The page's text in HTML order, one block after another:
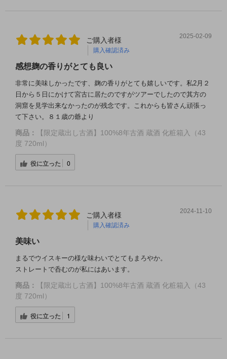
ご購入者様
購入確認済み
2025-02-09
感想麹の香りがとても良い
非常に美味しかったです、麹の香りがとても嬉しいです。私2月２
日から５日にかけて宮古に居たのですがツアーでしたので其方の
洞窟を見学出来なかったのが残念です。これからも皆さん頑張っ
て下さい。８１歳の爺より
商品：
【限定蔵出し古酒】100%8年古酒 蔵酒 化粧箱入（43
度 720ml）
役に立った 0
ご購入者様
購入確認済み
2024-11-10
美味い
まるでウイスキーの様な味わいでとてもまろやか。
ストレートで呑むのが私にはあいます。
商品：
【限定蔵出し古酒】100%8年古酒 蔵酒 化粧箱入（43
度 720ml）
役に立った 1